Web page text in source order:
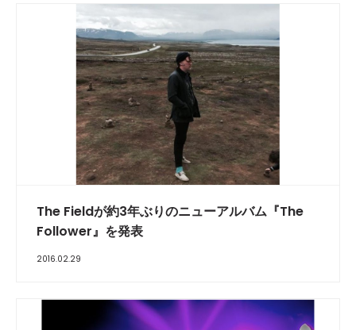
The Fieldが約3年ぶりのニューアルバム『The
Follower』を発表
2016.02.29